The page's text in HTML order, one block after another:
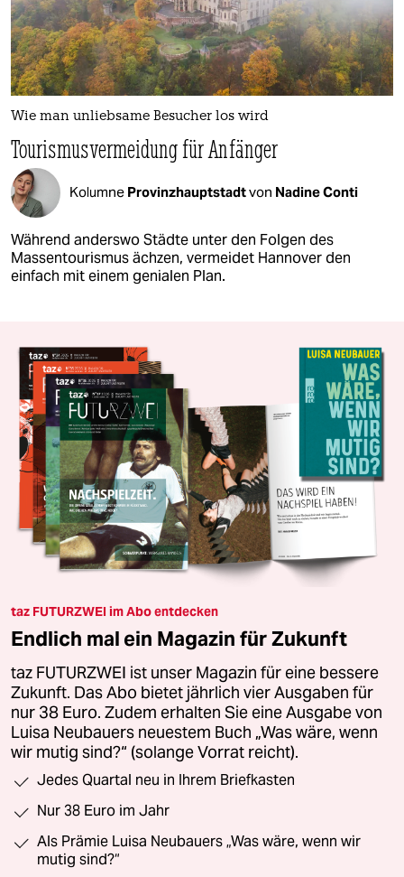
Wie man unliebsame Besucher los wird
Tourismusvermeidung für Anfänger
Kolumne Provinzhauptstadtvon Nadine Conti
Während anderswo Städte unter den Folgen des
Massentourismus ächzen, vermeidet Hannover den
einfach mit einem genialen Plan.
taz FUTURZWEI im Abo entdecken
Endlich mal ein Magazin für Zukunft
taz FUTURZWEI ist unser Magazin für eine bessere
Zukunft. Das Abo bietet jährlich vier Ausgaben für
nur 38 Euro. Zudem erhalten Sie eine Ausgabe von
Luisa Neubauers neuestem Buch „Was wäre, wenn
wir mutig sind?“ (solange Vorrat reicht).
Jedes Quartal neu in Ihrem Briefkasten
Nur 38 Euro im Jahr
Als Prämie Luisa Neubauers „Was wäre, wenn wir
mutig sind?“